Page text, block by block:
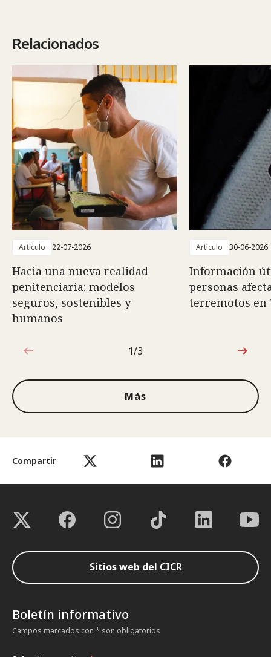
Compartir
Relacionados
Artículo 22-07-2026
Hacia una nueva realidad
penitenciaria: modelos
seguros, sostenibles y
humanos
Artículo 30-06-2026
Información
personas
terremotos en
1de3
1/3
Más
Sitios web del CICR
Boletín informativo
Campos marcados con * son obligatorios